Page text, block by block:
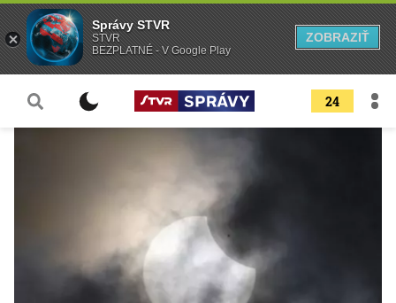
24
Správy STVR
STVR
BEZPLATNÉ - V Google Play
ZOBRAZIŤ